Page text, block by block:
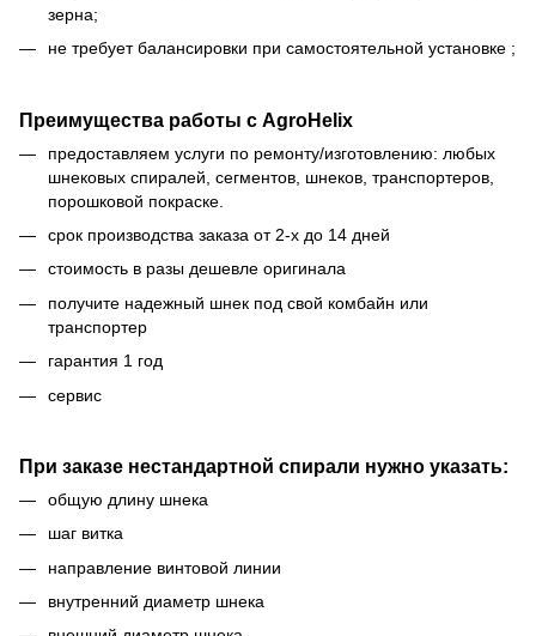
зерна;
не требует балансировки при самостоятельной установке ;
Преимущества работы с AgroHelix
предоставляем услуги по ремонту/изготовлению: любых
шнековых спиралей, сегментов, шнеков, транспортеров,
порошковой покраске.
срок производства заказа от 2-х до 14 дней
стоимость в разы дешевле оригинала
получите надежный шнек под свой комбайн или
транспортер
гарантия 1 год
сервис
При заказе нестандартной спирали нужно указать:
общую длину шнека
шаг витка
направление винтовой линии
внутренний диаметр шнека